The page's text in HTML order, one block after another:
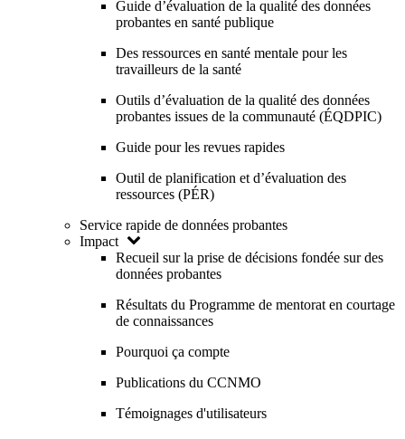
Guide d’évaluation de la qualité des données
probantes en santé publique
Des ressources en santé mentale pour les
travailleurs de la santé
Outils d’évaluation de la qualité des données
probantes issues de la communauté (ÉQDPIC)
Guide pour les revues rapides
Outil de planification et d’évaluation des
ressources (PÉR)
Service rapide de données probantes
Impact
Recueil sur la prise de décisions fondée sur des
données probantes
Résultats du Programme de mentorat en courtage
de connaissances
Pourquoi ça compte
Publications du CCNMO
Témoignages d'utilisateurs